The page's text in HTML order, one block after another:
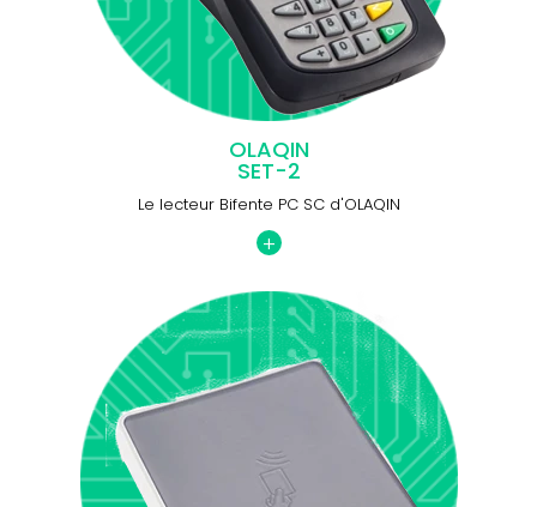
OLAQIN
SET-2
Le lecteur Bifente PC SC d'OLAQIN
+